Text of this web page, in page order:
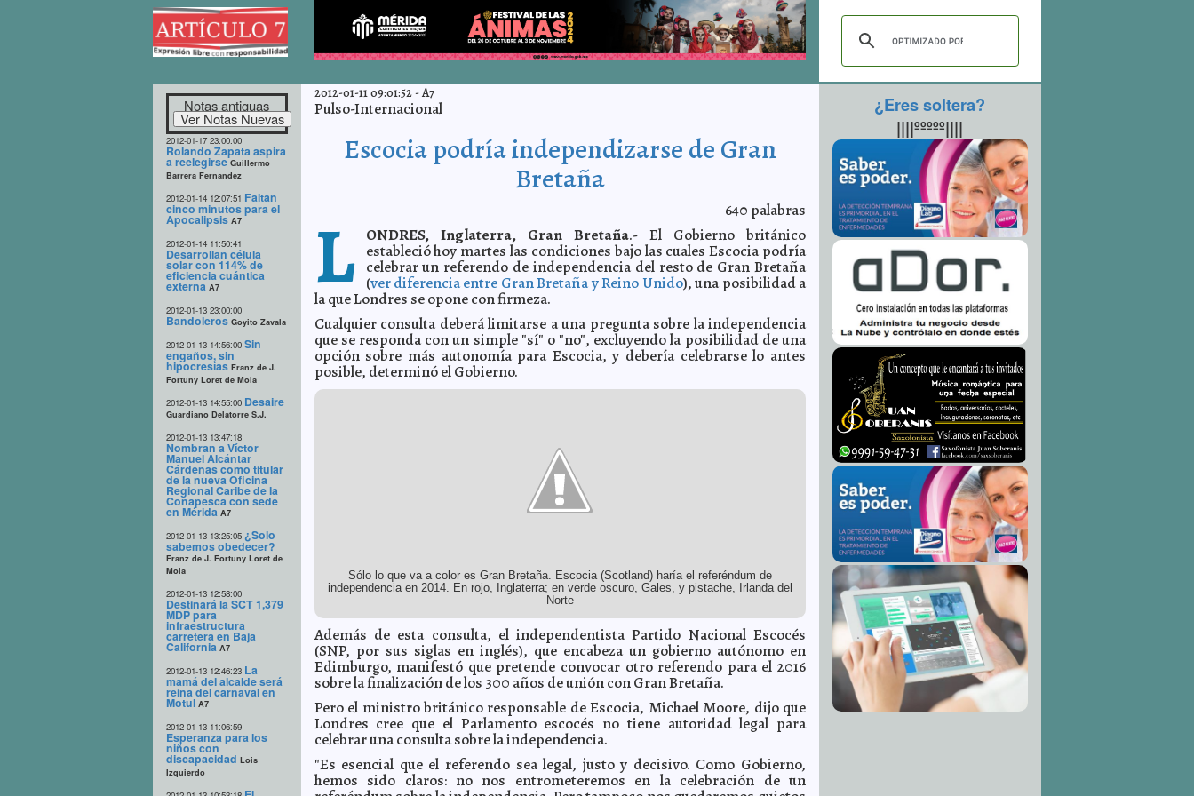
Notas antiguas
2012-01-17 23:00:00
Rolando Zapata aspira
a reelegirse Guillermo
Barrera Fernandez
2012-01-14 12:07:51 Faltan
cinco minutos para el
Apocalipsis A7
2012-01-14 11:50:41
Desarrollan célula
solar con 114% de
eficiencia cuántica
externa A7
2012-01-13 23:00:00
Bandoleros Goyito Zavala
2012-01-13 14:56:00 Sin
engaños, sin
hipocresías Franz de J.
Fortuny Loret de Mola
2012-01-13 14:55:00 Desaire
Guardiano Delatorre S.J.
2012-01-13 13:47:18
Nombran a Víctor
Manuel Alcántar
Cárdenas como titular
de la nueva Oficina
Regional Caribe de la
Conapesca con sede
en Mérida A7
2012-01-13 13:25:05 ¿Solo
sabemos obedecer?
Franz de J. Fortuny Loret de
Mola
2012-01-13 12:58:00
Destinará la SCT 1,379
MDP para
infraestructura
carretera en Baja
California A7
2012-01-13 12:46:23 La
mamá del alcalde será
reina del carnaval en
Motul A7
2012-01-13 11:06:59
Esperanza para los
niños con
discapacidad Lois
Izquierdo
2012-01-11 09:01:52-A7
Pulso-Internacional
Escocia podría independizarse de Gran
Bretaña
640 palabras
L ONDRES, Inglaterra, Gran Bretaña.- El Gobierno británico
estableció hoy martes las condiciones bajo las cuales Escocia podría
celebrar un referendo de independencia del resto de Gran Bretaña
(ver diferencia entre Gran Bretaña y Reino Unido), una posibilidad a
la que Londres se opone con firmeza.
Cualquier consulta deberá limitarse a una pregunta sobre la independencia
que se responda con un simple "sí" o "no", excluyendo la posibilidad de una
opción sobre más autonomía para Escocia, y debería celebrarse lo antes
posible, determinó el Gobierno.
Sólo lo que va a color es Gran Bretaña. Escocia (Scotland) haría el referéndum de
independencia en 2014. En rojo, Inglaterra; en verde oscuro, Gales, y pistache, Irlanda del
Norte
Además de esta consulta, el independentista Partido Nacional Escocés
(SNP, por sus siglas en inglés), que encabeza un gobierno autónomo en
Edimburgo, manifestó que pretende convocar otro referendo para el 2016
sobre la finalización de los 300 años de unión con Gran Bretaña.
Pero el ministro británico responsable de Escocia, Michael Moore, dijo que
Londres cree que el Parlamento escocés no tiene autoridad legal para
celebrar una consulta sobre la independencia.
"Es esencial que el referendo sea legal, justo y decisivo. Como Gobierno,
hemos sido claros: no nos entrometeremos en la celebración de un
¿Eres soltera?
||||ººººº||||